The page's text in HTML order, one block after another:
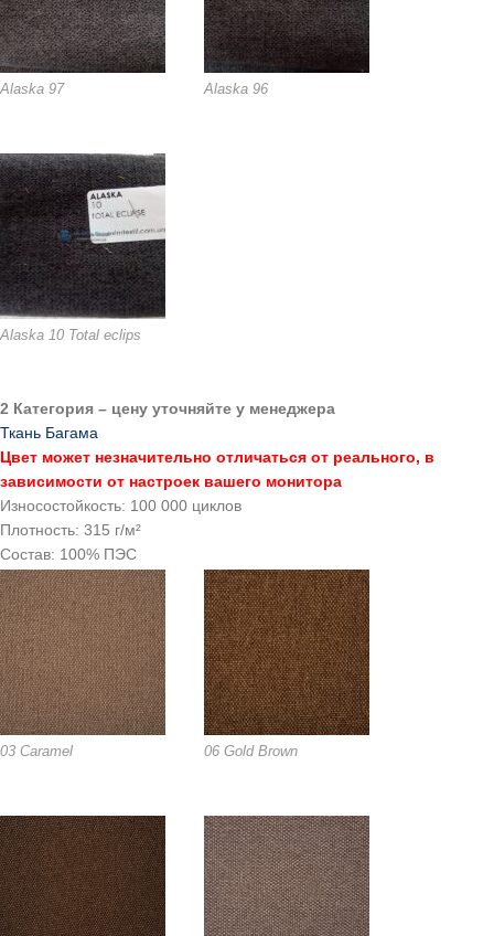
Alaska 97 Alaska 96
Alaska 10 Total eclips
2 Категория – цену уточняйте у менеджера
Ткань Багама
Цвет может незначительно отличаться от реального, в
зависимости от настроек вашего монитора
Износостойкость: 100 000 циклов
Плотность: 315 г/м²
Состав: 100% ПЭС
03 Caramel 06 Gold Brown